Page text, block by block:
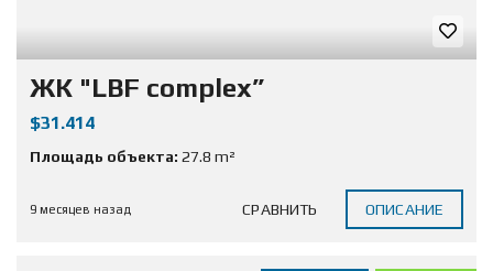
ЖК "LBF complex”
$31.414
Площадь объекта: 27.8 m²
9 месяцев назад СРАВНИТЬ ОПИСАНИЕ